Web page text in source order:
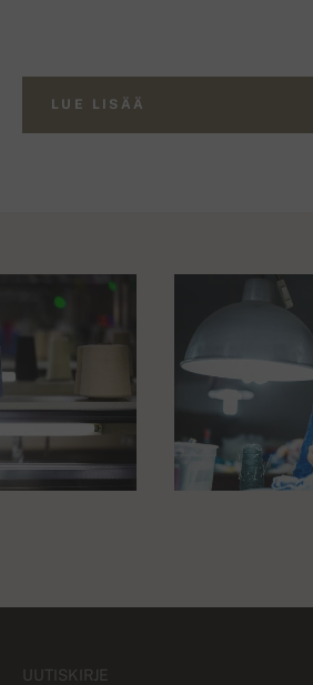
LUE LISÄÄ
UUTISKIRJE